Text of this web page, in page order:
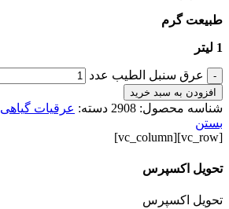
طبیعت گرم
1 لیتر
- عرق سنبل الطیب عدد
افزودن به سبد خرید
شناسه محصول: 2908 دسته: عرقیات گیاهی
بستن
[vc_row][vc_column]
تحویل اکسپرس
تحویل اکسپرس